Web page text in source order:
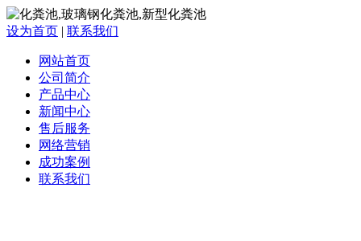
设为首页 | 联系我们
网站首页
公司简介
产品中心
新闻中心
售后服务
网络营销
成功案例
联系我们